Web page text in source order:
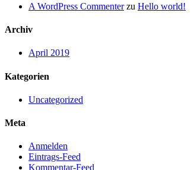
A WordPress Commenterzu Hello world!
Archiv
April 2019
Kategorien
Uncategorized
Meta
Anmelden
Eintrags-Feed
Kommentar-Feed